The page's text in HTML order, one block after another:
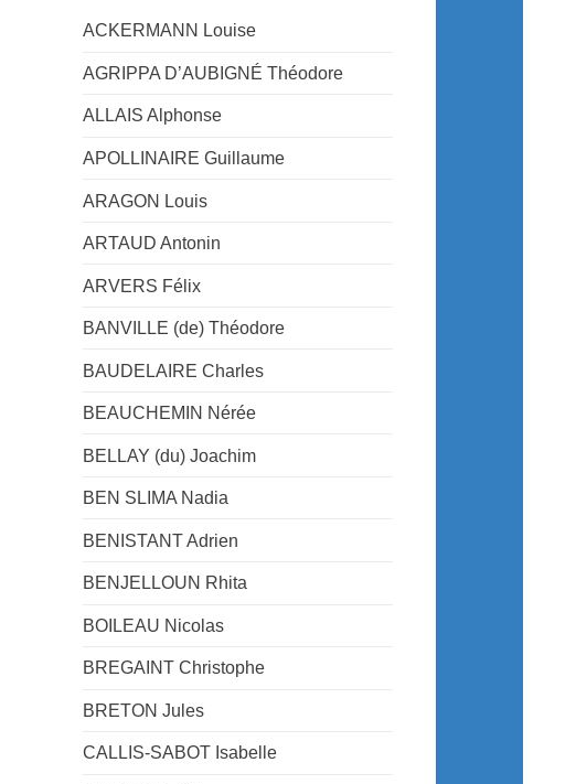
ACKERMANN Louise
AGRIPPA D’AUBIGNÉ Théodore
ALLAIS Alphonse
APOLLINAIRE Guillaume
ARAGON Louis
ARTAUD Antonin
ARVERS Félix
BANVILLE (de) Théodore
BAUDELAIRE Charles
BEAUCHEMIN Nérée
BELLAY (du) Joachim
BEN SLIMA Nadia
BENISTANT Adrien
BENJELLOUN Rhita
BOILEAU Nicolas
BREGAINT Christophe
BRETON Jules
CALLIS-SABOT Isabelle